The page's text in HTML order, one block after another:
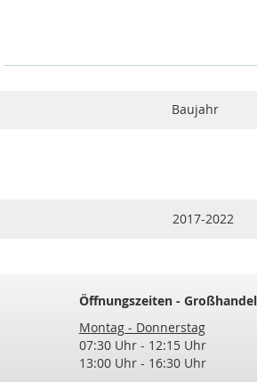
Baujahr
2017-2022
Öffnungszeiten -
Montag - Donnerstag
07:30 Uhr - 12:15 Uhr
13:00 Uhr - 16:30 Uhr